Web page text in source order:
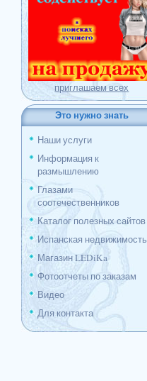
приглашаем всех
Это нужно знать
Наши услуги
Информация к
размышлению
Глазами
соотечественников
Каталог полезных сайтов
Испанская недвижимость
Магазин LEDiKa
Фотоотчеты по заказам
Видео
Для контакта